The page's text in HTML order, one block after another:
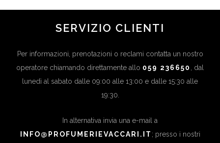
SERVIZIO CLIENTI
Per informazioni, prenotazioni o reclami contatta un nostro
operatore chiamando direttamente allo 059 236650 , dal
lunedì al sabato dalle 09:00 alle 13:00 e dalle 15:30 alle
19:30.
In alternativa invia una e-mail a
INFO@PROFUMERIEVACCARI.IT ; presso i nostri